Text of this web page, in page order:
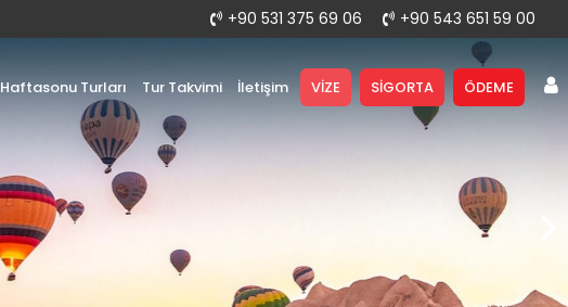
+90 531 375 69 06 +90 543 651 59 00
Haftasonu Turları Tur Takvimi İletişim VİZE SİGORTA ÖDEME